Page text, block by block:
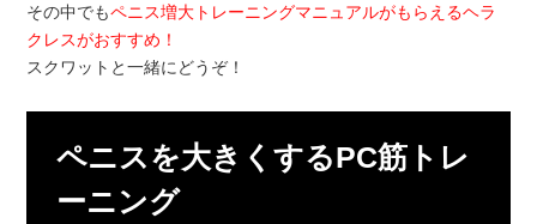
その中でもペニス増大トレーニングマニュアルがもらえるヘラ
クレスがおすすめ！
スクワットと一緒にどうぞ！
ペニスを大きくするPC筋トレ
ーニング